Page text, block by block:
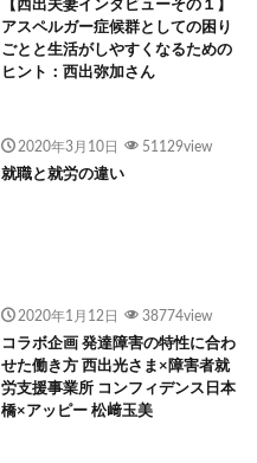
【西出夫妻インタビューその１】
アスペルガー症候群としての困り
ごとと生活がしやすくなるための
ヒント：西出弥加さん
2020年3月10日 51129view
就職と就労の違い
2020年1月12日 38774view
コラボ企画 発達障害の特性に合わ
せた働き方 西出光さま×障害者就
労支援事業所 コンフィデンス日本
橋×アッピー 松﨑玉美